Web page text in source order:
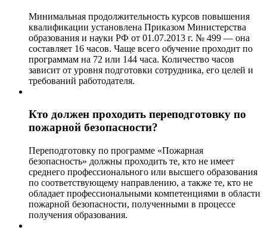
Минимальная продолжительность курсов повышения
квалификации установлена Приказом Министерства
образования и науки РФ от 01.07.2013 г. № 499 — она
составляет 16 часов. Чаще всего обучение проходит по
программам на 72 или 144 часа. Количество часов
зависит от уровня подготовки сотрудника, его целей и
требований работодателя.
Кто должен проходить переподготовку по
пожарной безопасности?
Переподготовку по программе «Пожарная
безопасность» должны проходить те, кто не имеет
среднего профессионального или высшего образования
по соответствующему направлению, а также те, кто не
обладает профессиональными компетенциями в области
пожарной безопасности, полученными в процессе
получения образования.